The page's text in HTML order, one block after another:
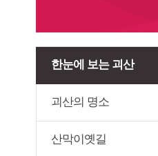
한눈에 보는 괴산
괴산의 명소
산막이옛길